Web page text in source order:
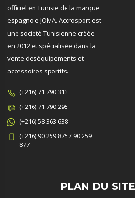
officiel en Tunisie de la marque
espagnole JOMA. Accrosport est
une société Tunisienne créée
en 2012 et spécialisée dans la
vente deséquipements et
accessoires sportifs.
(+216) 71 790 313
(+216) 71 790 295
(+216) 58 363 638
(+216) 90 259 875 / 90 259
877
PLAN DU SITE